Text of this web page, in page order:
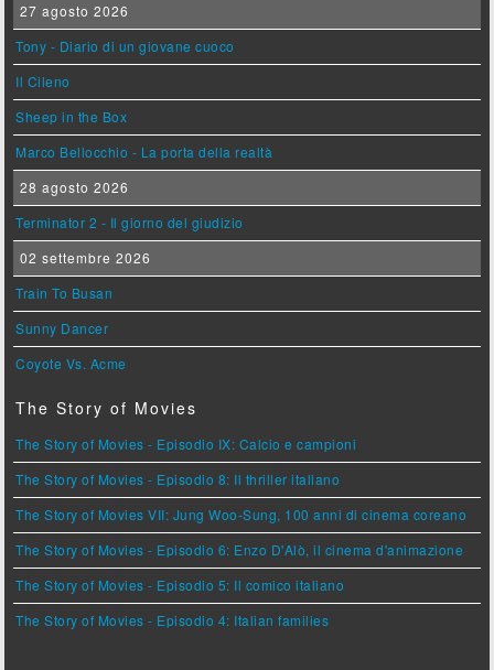
27 agosto 2026
Tony - Diario di un giovane cuoco
Il Cileno
Sheep in the Box
Marco Bellocchio - La porta della realtà
28 agosto 2026
Terminator 2 - Il giorno del giudizio
02 settembre 2026
Train To Busan
Sunny Dancer
Coyote Vs. Acme
The Story of Movies
The Story of Movies - Episodio IX: Calcio e campioni
The Story of Movies - Episodio 8: Il thriller italiano
The Story of Movies VII: Jung Woo-Sung, 100 anni di cinema coreano
The Story of Movies - Episodio 6: Enzo D'Alò, il cinema d'animazione
The Story of Movies - Episodio 5: Il comico italiano
The Story of Movies - Episodio 4: Italian families